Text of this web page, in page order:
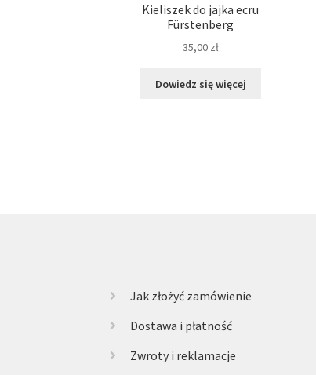
Kieliszek do jajka ecru
Fürstenberg
35,00 zł
Dowiedz się więcej
Jak złożyć zamówienie
Dostawa i płatność
Zwroty i reklamacje